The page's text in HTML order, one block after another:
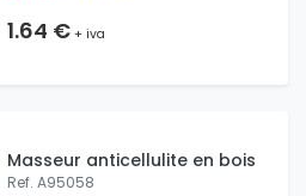
1.64 €+ iva
Masseur anticellulite en bois
Ref. A95058